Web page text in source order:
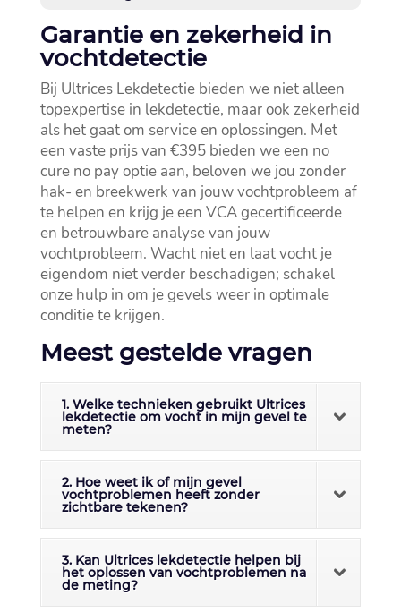
Garantie en zekerheid in
vochtdetectie
Bij Ultrices Lekdetectie bieden we niet alleen
topexpertise in lekdetectie, maar ook zekerheid
als het gaat om service en oplossingen.​ Met
een vaste prijs van €395 bieden we een no
cure no pay optie aan, beloven we jou zonder
hak- en breekwerk van jouw vochtprobleem af
te helpen en krijg je een VCA gecertificeerde
en betrouwbare analyse van jouw
vochtprobleem.​ Wacht niet en laat vocht je
eigendom niet verder beschadigen; schakel
onze hulp in om je gevels weer in optimale
conditie te krijgen.​
Meest gestelde vragen
1. Welke technieken gebruikt Ultrices
lekdetectie om vocht in mijn gevel te
meten?
2. Hoe weet ik of mijn gevel
vochtproblemen heeft zonder
zichtbare tekenen?
3. Kan Ultrices lekdetectie helpen bij
het oplossen van vochtproblemen na
de meting?